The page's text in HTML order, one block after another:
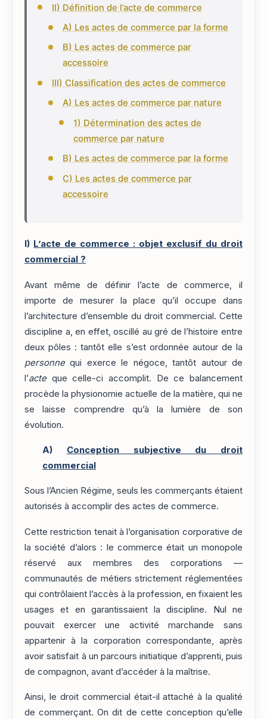
II) Définition de l’acte de commerce
A) Les actes de commerce par la forme
B) Les actes de commerce par
accessoire
III) Classification des actes de commerce
A) Les actes de commerce par nature
1) Détermination des actes de
commerce par nature
B) Les actes de commerce par la forme
C) Les actes de commerce par
accessoire
I) L’acte de commerce : objet exclusif du droit
commercial ?
Avant même de définir l’acte de commerce, il
importe de mesurer la place qu’il occupe dans
l’architecture d’ensemble du droit commercial. Cette
discipline a, en effet, oscillé au gré de l’histoire entre
deux pôles : tantôt elle s’est ordonnée autour de la
personnequi exerce le négoce, tantôt autour de
l’acteque celle-ci accomplit. De ce balancement
procède la physionomie actuelle de la matière, qui ne
se laisse comprendre qu’à la lumière de son
évolution.
A) Conception subjective du droit
commercial
Sous l’Ancien Régime, seuls les commerçants étaient
autorisés à accomplir des actes de commerce.
Cette restriction tenait à l’organisation corporative de
la société d’alors : le commerce était un monopole
réservé aux membres des corporations —
communautés de métiers strictement réglementées
qui contrôlaient l’accès à la profession, en fixaient les
usages et en garantissaient la discipline. Nul ne
pouvait exercer une activité marchande sans
appartenir à la corporation correspondante, après
avoir satisfait à un parcours initiatique d’apprenti, puis
de compagnon, avant d’accéder à la maîtrise.
Ainsi, le droit commercial était-il attaché à la qualité
de commerçant. On dit de cette conception qu’elle